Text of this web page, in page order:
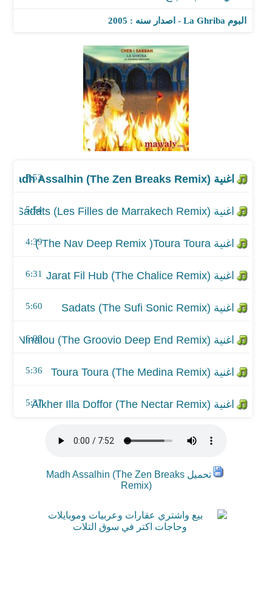
البوم La Ghriba - اصدار سنه : 2005
اغنية Madh Assalhin (The Zen Breaks Remix)
7:53
اغنية Sadats (Les Filles de Marrakech Remix)
5:54
اغنية The Nav Deep Remix )Toura Toura )
4:39
اغنية Jarat Fil Hub (The Chalice Remix)
6:31
اغنية Sadats (The Sufi Sonic Remix)
5:60
6:08
5:36
5:37
تحميل Madh Assalhin (The Zen Breaks
Remix)